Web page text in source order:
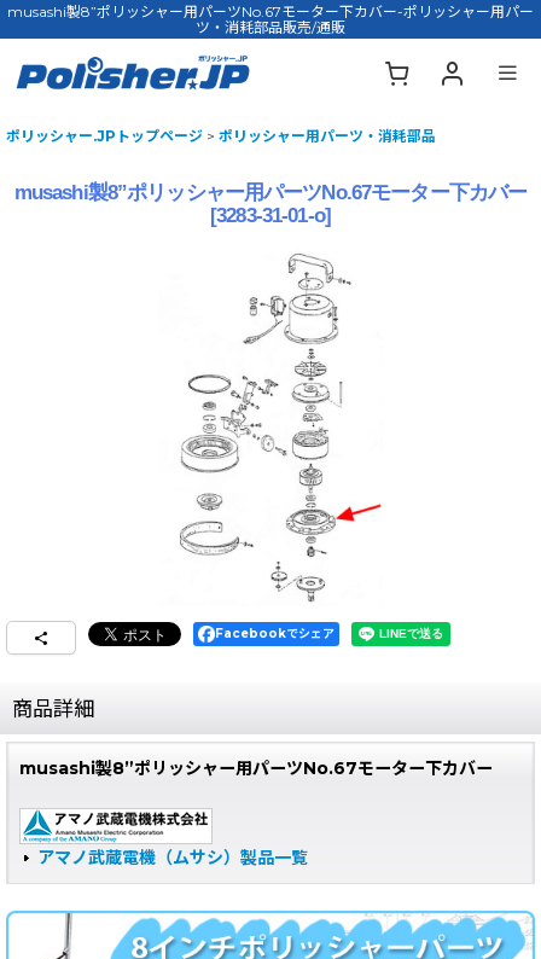
musashi製8”ポリッシャー用パーツNo.67モーター下カバー-ポリッシャー用パー
ツ・消耗部品販売/通販
ポリッシャー.JPトップページ > ポリッシャー用パーツ・消耗部品
musashi製8”ポリッシャー用パーツNo.67モーター下カバー
[3283-31-01-o]
Facebookでシェア
商品詳細
musashi製8”ポリッシャー用パーツNo.67モーター下カバー
アマノ武蔵電機（ムサシ）製品一覧